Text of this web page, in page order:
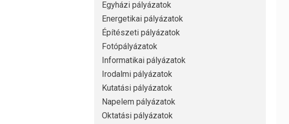
Egyházi pályázatok
Energetikai pályázatok
Építészeti pályázatok
Fotópályázatok
Informatikai pályázatok
Irodalmi pályázatok
Kutatási pályázatok
Napelem pályázatok
Oktatási pályázatok